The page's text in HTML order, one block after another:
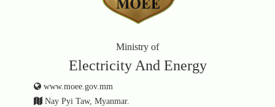
Ministry of
Electricity And Energy
www.moee.gov.mm
Nay Pyi Taw, Myanmar.